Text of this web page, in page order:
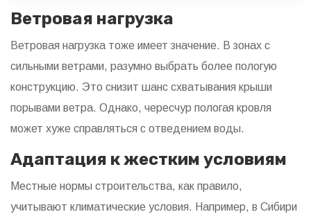
Ветровая нагрузка
Ветровая нагрузка тоже имеет значение. В зонах с
сильными ветрами, разумно выбрать более пологую
конструкцию. Это снизит шанс схватывания крыши
порывами ветра. Однако, чересчур пологая кровля
может хуже справляться с отведением воды.
Адаптация к жестким условиям
Местные нормы строительства, как правило,
учитывают климатические условия. Например, в Сибири